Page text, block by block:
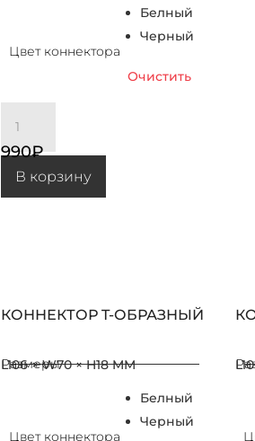
Цвет коннектора
Белный
Черный
Очистить
В корзину
990₽
КОННЕКТОР T-ОБРАЗНЫЙ
Размеры
L106 × W70 × H18 MM
Цвет коннектора
Белный
Черный